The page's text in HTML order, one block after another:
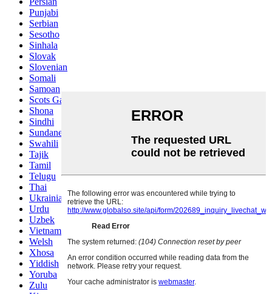
Punjabi
Serbian
Sesotho
Sinhala
Slovak
Slovenian
Somali
Samoan
Scots Gaelic
Shona
Sindhi
Sundanese
Swahili
Tajik
Tamil
Telugu
Thai
Ukrainian
Urdu
Uzbek
Vietnamese
Welsh
Xhosa
Yiddish
Yoruba
Zulu